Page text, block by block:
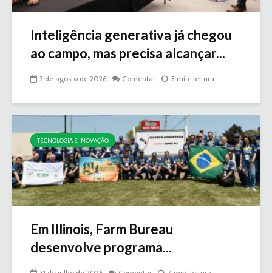
Inteligência generativa já chegou
ao campo, mas precisa alcançar...
3 de agosto de 2026 Comentar 3 min. leitura
TECNOLOGIA E INOVAÇÃO
Em Illinois, Farm Bureau
desenvolve programa...